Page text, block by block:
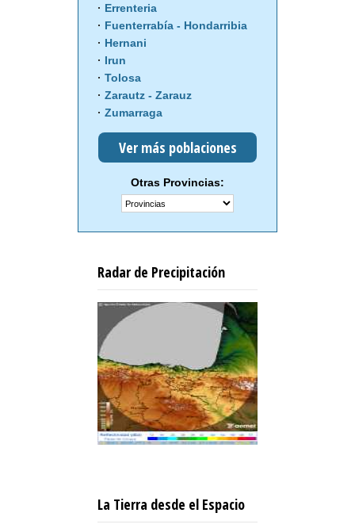
Errenteria
Fuenterrabía - Hondarribia
Hernani
Irun
Tolosa
Zarautz - Zarauz
Zumarraga
Ver más poblaciones
Otras Provincias:
Radar de Precipitación
La Tierra desde el Espacio